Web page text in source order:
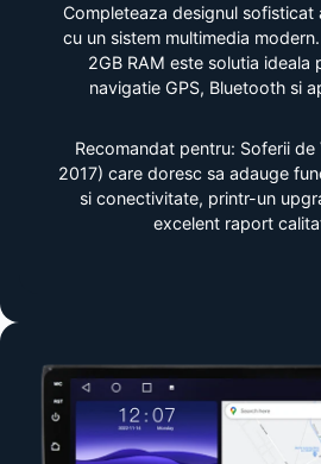
Completeaza designul sofisticat
cu un sistem multimedia
2GB RAM este solutia ideala
navigatie GPS, Bluetooth si
Recomandat pentru: Soferii
2017) care doresc sa adauge
si conectivitate, printr-un
excelent raport